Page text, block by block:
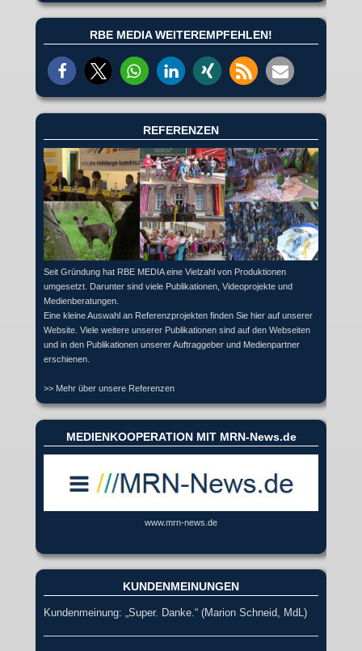
RBE MEDIA WEITEREMPFEHLEN!
REFERENZEN
Seit Gründung hat RBE MEDIA eine Vielzahl von Produktionen
umgesetzt. Darunter sind viele Publikationen, Videoprojekte und
Medienberatungen.
Eine kleine Auswahl an Referenzprojekten finden Sie hier auf unserer
Website. Viele weitere unserer Publikationen sind auf den Webseiten
und in den Publikationen unserer Auftraggeber und Medienpartner
erschienen.
>> Mehr über unsere Referenzen
MEDIENKOOPERATION MIT MRN-News.de
www.mrn-news.de
KUNDENMEINUNGEN
Kundenmeinung: „Super. Danke.“ (Marion Schneid, MdL)